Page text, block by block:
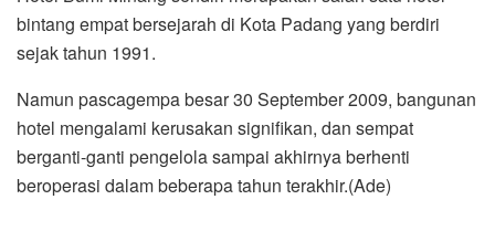
bintang empat bersejarah di Kota Padang yang berdiri
sejak tahun 1991.
Namun pascagempa besar 30 September 2009, bangunan
hotel mengalami kerusakan signifikan, dan sempat
berganti-ganti pengelola sampai akhirnya berhenti
beroperasi dalam beberapa tahun terakhir.(Ade)